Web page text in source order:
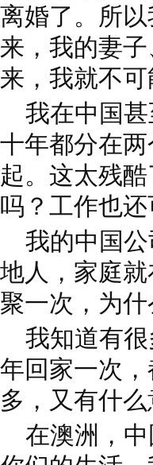
离婚了。所
来，我的妻
来，我就不
我在中国甚
十年都分在
起。这太残
吗？工作也还
我的中国公
地人，家庭
聚一次，为
我知道有很
年回家一次
多，又有什么
在澳洲，中